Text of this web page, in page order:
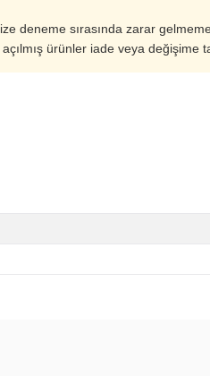
deneme sırasında zarar
açılmış ürünler iade veya değişime